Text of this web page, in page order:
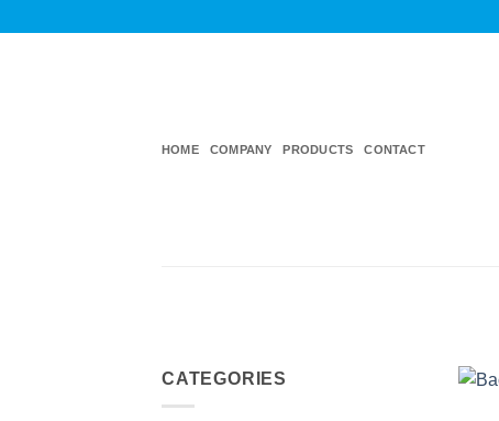
HOME COMPANY PRODUCTS CONTACT
CATEGORIES